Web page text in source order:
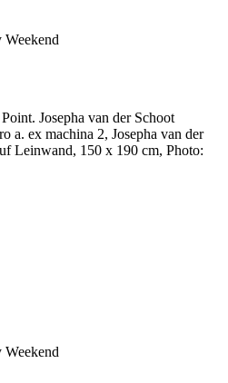
Weekend
Josepha van der Schoot
a. ex machina 2, Josepha van der
Leinwand, 150 x 190 cm, Photo:
Weekend